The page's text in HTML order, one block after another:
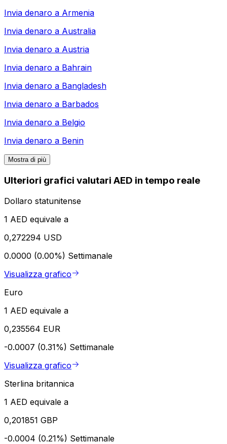
Invia denaro a Armenia
Invia denaro a Australia
Invia denaro a Austria
Invia denaro a Bahrain
Invia denaro a Bangladesh
Invia denaro a Barbados
Invia denaro a Belgio
Invia denaro a Benin
Mostra di più
Ulteriori grafici valutari AED in tempo reale
Dollaro statunitense
1 AED equivale a
0,272294 USD
0.0000 (0.00%) Settimanale
Visualizza grafico
Euro
1 AED equivale a
0,235564 EUR
-0.0007 (0.31%) Settimanale
Visualizza grafico
Sterlina britannica
1 AED equivale a
0,201851 GBP
-0.0004 (0.21%) Settimanale